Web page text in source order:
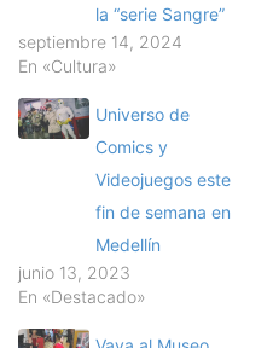
la “serie Sangre”
septiembre 14, 2024
En «Cultura»
Universo de
Comics y
Videojuegos este
fin de semana en
Medellín
junio 13, 2023
En «Destacado»